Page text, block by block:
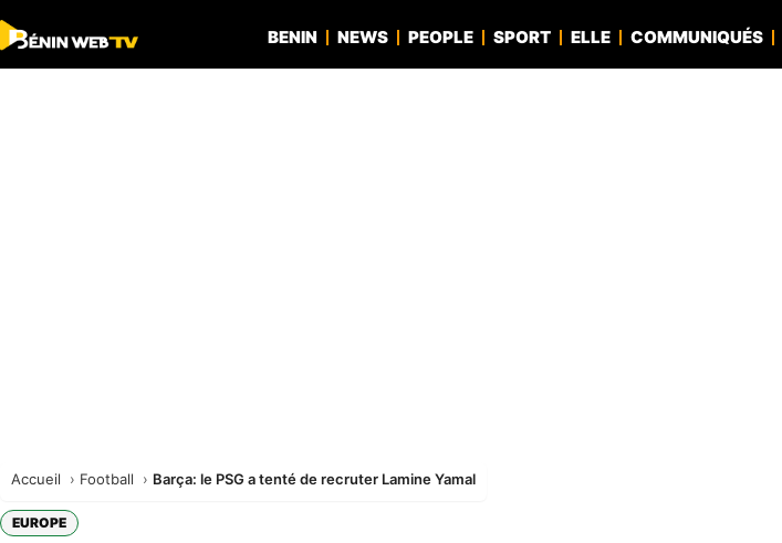
BENIN NEWS PEOPLE SPORT ELLE COMMUNIQUÉS
Accueil Football Barça: le PSG a tenté de recruter Lamine Yamal
EUROPE